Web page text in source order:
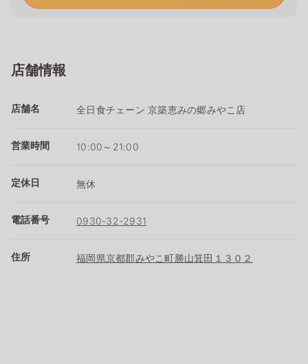
店舗情報
店舗名 全日食チェーン 京築恵みの郷みやこ店
営業時間 10:00～21:00
定休日 無休
電話番号 0930-32-2931
住所 福岡県京都郡みやこ町勝山箕田１３０２